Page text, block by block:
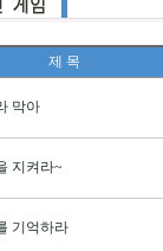
제 목
막아
지켜라~
기억하라